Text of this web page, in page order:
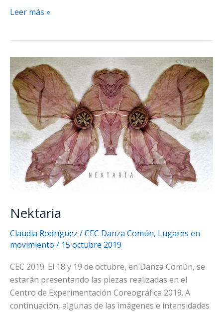
Las
Leer más »
Nektaria
Claudia Rodríguez /CEC Danza Común, Lugares en
movimiento / 15 octubre 2019
CEC 2019. El 18 y 19 de octubre, en Danza Común, se
estarán presentando las piezas realizadas en el
Centro de Experimentación Coreográfica 2019. A
continuación, algunas de las imágenes e intensidades